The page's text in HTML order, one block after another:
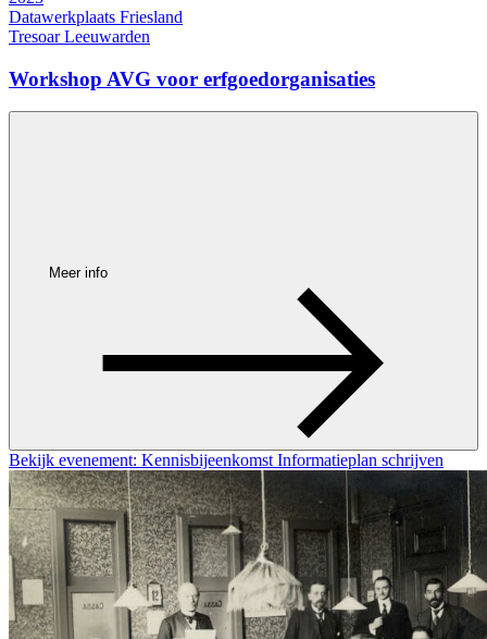
Datawerkplaats Friesland
Tresoar Leeuwarden
Workshop AVG voor erfgoedorganisaties
Meer info
Bekijk evenement: Kennisbijeenkomst Informatieplan schrijven